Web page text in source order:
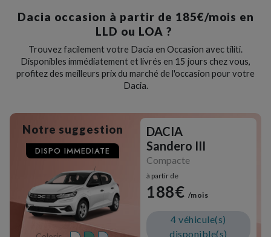
Dacia occasion à partir de 185€/mois en
LLD ou LOA ?
Trouvez facilement votre Dacia en Occasion avec tiliti.
Disponibles immédiatement et livrés en 15 jours chez vous,
profitez des meilleurs prix du marché de l'occasion pour votre
Dacia.
Notre suggestion
DISPO IMMEDIATE
DACIA
Sandero III
Compacte
à partir de
188€ /mois
4 véhicule(s)
disponible(s)